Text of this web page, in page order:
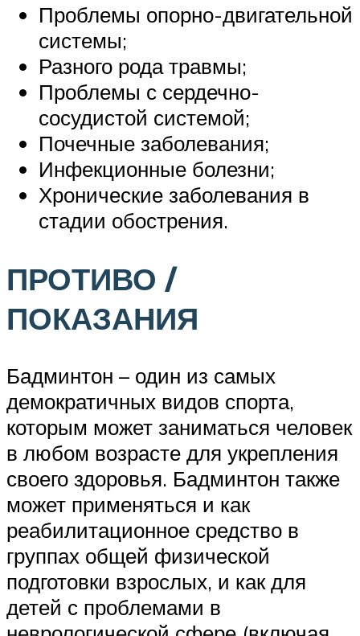
Проблемы опорно-двигательной
системы;
Разного рода травмы;
Проблемы с сердечно-
сосудистой системой;
Почечные заболевания;
Инфекционные болезни;
Хронические заболевания в
стадии обострения.
ПРОТИВО /
ПОКАЗАНИЯ
Бадминтон – один из самых
демократичных видов спорта,
которым может заниматься человек
в любом возрасте для укрепления
своего здоровья. Бадминтон также
может применяться и как
реабилитационное средство в
группах общей физической
подготовки взрослых, и как для
детей с проблемами в